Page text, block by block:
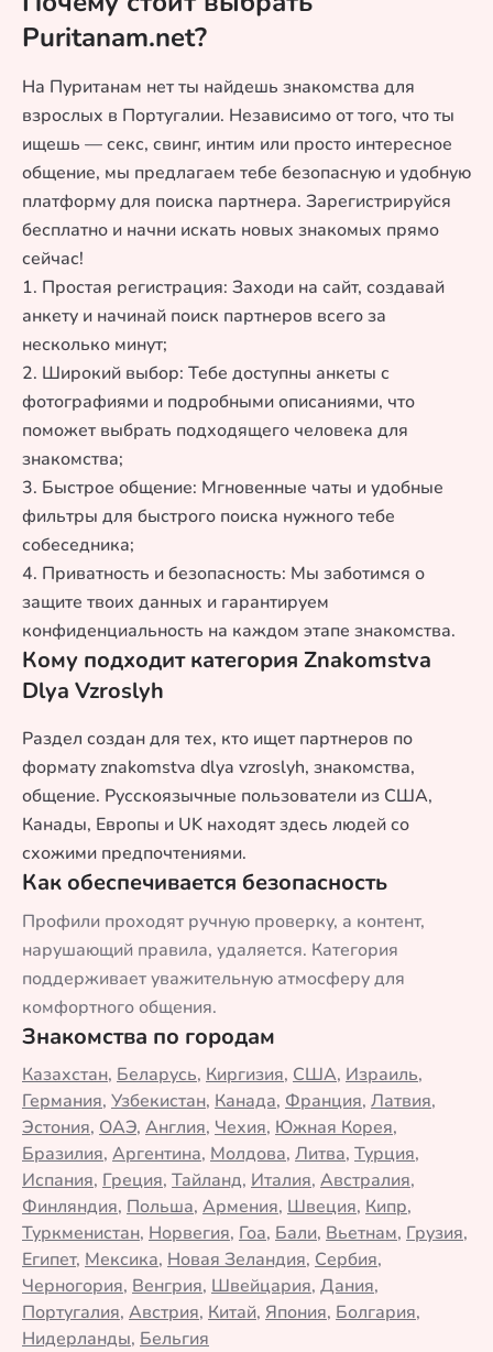
Puritanam.net?
На Пуританам нет ты найдешь знакомства для
взрослых в Португалии. Независимо от того, что ты
ищешь — секс, свинг, интим или просто интересное
общение, мы предлагаем тебе безопасную и удобную
платформу для поиска партнера. Зарегистрируйся
бесплатно и начни искать новых знакомых прямо
сейчас!
1. Простая регистрация: Заходи на сайт, создавай
анкету и начинай поиск партнеров всего за
несколько минут;
2. Широкий выбор: Тебе доступны анкеты с
фотографиями и подробными описаниями, что
поможет выбрать подходящего человека для
знакомства;
3. Быстрое общение: Мгновенные чаты и удобные
фильтры для быстрого поиска нужного тебе
собеседника;
4. Приватность и безопасность: Мы заботимся о
защите твоих данных и гарантируем
конфиденциальность на каждом этапе знакомства.
Кому подходит категория Znakomstva
Dlya Vzroslyh
Раздел создан для тех, кто ищет партнеров по
формату znakomstva dlya vzroslyh, знакомства,
общение. Русскоязычные пользователи из США,
Канады, Европы и UK находят здесь людей со
схожими предпочтениями.
Как обеспечивается безопасность
Профили проходят ручную проверку, а контент,
нарушающий правила, удаляется. Категория
поддерживает уважительную атмосферу для
комфортного общения.
Знакомства по городам
Казахстан, Беларусь, Киргизия, США, Израиль,
Германия, Узбекистан, Канада, Франция, Латвия,
Эстония, ОАЭ, Англия, Чехия, Южная Корея,
Бразилия, Аргентина, Молдова, Литва, Турция,
Испания, Греция, Тайланд, Италия, Австралия,
Финляндия, Польша, Армения, Швеция, Кипр,
Туркменистан, Норвегия, Гоа, Бали, Вьетнам, Грузия,
Египет, Мексика, Новая Зеландия, Сербия,
Черногория, Венгрия, Швейцария, Дания,
Португалия, Австрия, Китай, Япония, Болгария,
Нидерланды, Бельгия